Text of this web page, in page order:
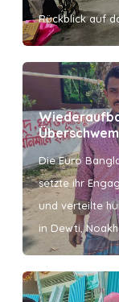
Rückblick auf
Die Euro
setzte ihr
und verteilte
in Dewti,